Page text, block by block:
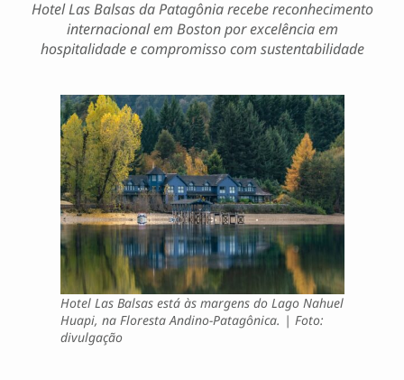
Hotel Las Balsas da Patagônia recebe reconhecimento
internacional em Boston por excelência em
hospitalidade e compromisso com sustentabilidade
Hotel Las Balsas está às margens do Lago Nahuel
Huapi, na Floresta Andino-Patagônica. | Foto:
divulgação